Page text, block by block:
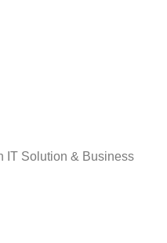
IT Solution & Business